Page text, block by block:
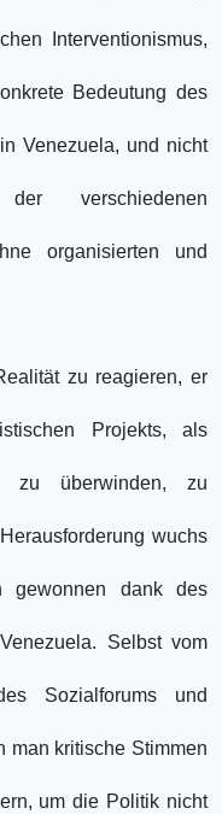
Interventionismus,
Bedeutung des
Venezuela, und nicht
verschiedenen
organisierten und
zu reagieren, er
Projekts, als
zu überwinden, zu
wuchs
gewonnen dank des
Selbst vom
Sozialforums und
man kritische Stimmen
um die Politik nicht